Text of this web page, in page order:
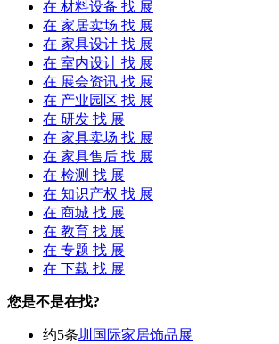
在 材料设备 找 展
在 家居卖场 找 展
在 家具设计 找 展
在 室内设计 找 展
在 展会资讯 找 展
在 产业园区 找 展
在 研发 找 展
在 家具卖场 找 展
在 家具售后 找 展
在 检测 找 展
在 知识产权 找 展
在 商城 找 展
在 教育 找 展
在 专题 找 展
在 下载 找 展
您是不是在找?
约5条圳国际家居饰品展